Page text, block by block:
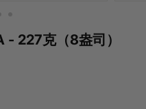
227克（8盎司）